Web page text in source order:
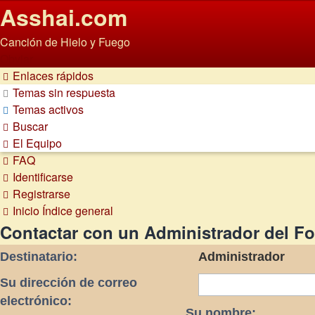
Asshai.com
Canción de Hielo y Fuego
Enlaces rápidos
Temas sin respuesta
Temas activos
Buscar
El Equipo
FAQ
Identificarse
Registrarse
Inicio Índice general
Contactar con un Administrador del
Destinatario:
Administrador
Su dirección de correo
electrónico: